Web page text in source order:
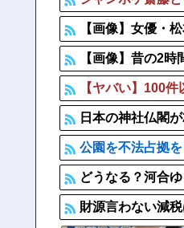
【画像】女優・
【画像】昔の2
【ヤバい】100
日本の神社仏閣
公園を不法占拠
どうなる？河合
財源言わない減